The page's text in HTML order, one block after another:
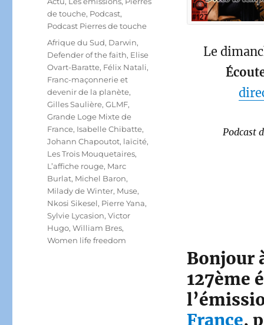
Le
Podcast
Bonjour
127ème
France,
de touche, Podcast,
Podcast Pierres de touche
Étiquettes
Afrique du Sud, Darwin,
Defender of the faith, Elise
Ovart-Baratte, Félix Natali,
Franc-maçonnerie et
devenir de la planète,
Gilles Saulière,GLMF,
Grande Loge Mixte de
France, Isabelle Chibatte,
Johann Chapoutot, laïcité,
Les Trois Mouquetaires,
L’affiche rouge, Marc
Burlat, Michel Baron,
Milady de Winter, Muse,
Nkosi Sikesel, Pierre Yana,
Sylvie Lycasion,Victor
Hugo,William Bres,
Women life freedom